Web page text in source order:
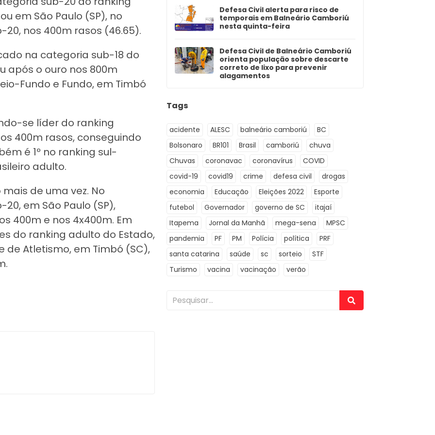
em São Paulo (SP), no
nos 400m rasos (46.65).
na categoria sub-18 do
após o ouro nos 800m
Fundo e Fundo, em Timbó
se líder do ranking
400m rasos, conseguindo
é 1º no ranking sul-
adulto.
de uma vez. No
em São Paulo (SP),
400m e nos 4x400m. Em
do ranking adulto do Estado,
Atletismo, em Timbó (SC),
Defesa Civil alerta para risco de
temporais em Balneário Camboriú
nesta quinta-feira
Defesa Civil de Balneário Camboriú
orienta população sobre descarte
correto de lixo para prevenir
alagamentos
Tags
acidente ALESC balneário camboriú
BC
Bolsonaro
BR101 Brasil camboriú
chuva
Chuvas
coronavac coronavírus
COVID
covid-19
covid19 crime defesa civil
drogas
economia
Educação Eleições 2022
Esporte
futebol
Governador governo de SC
itajaí
Itapema
Jornal da Manhã mega-sena
MPSC
pandemia
PF PM Polícia política
PRF
santa catarina
saúde sc sorteio
STF
Turismo
vacina vacinação verão